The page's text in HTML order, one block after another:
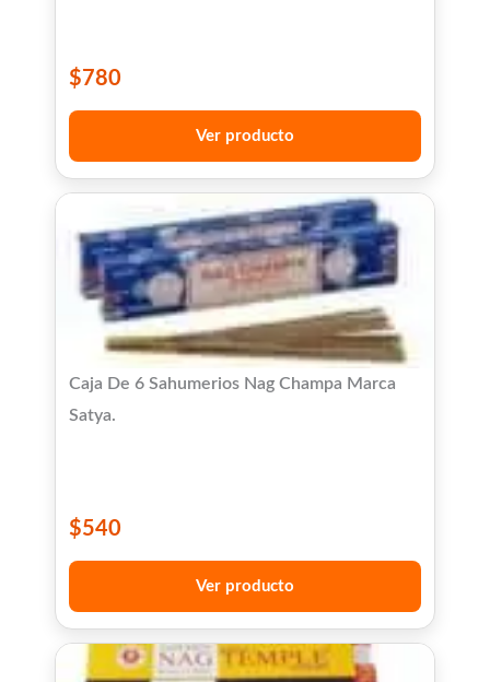
$780
Ver producto
Caja De 6 Sahumerios Nag Champa Marca
Satya.
$540
Ver producto